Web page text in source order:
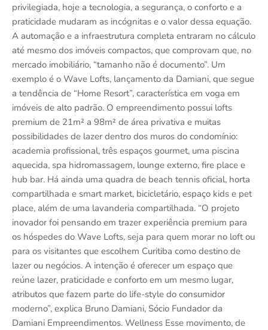
privilegiada, hoje a tecnologia, a segurança, o conforto e a
praticidade mudaram as incógnitas e o valor dessa equação.
A automação e a infraestrutura completa entraram no cálculo
até mesmo dos imóveis compactos, que comprovam que, no
mercado imobiliário, “tamanho não é documento”. Um
exemplo é o Wave Lofts, lançamento da Damiani, que segue
a tendência de “Home Resort”, característica em voga em
imóveis de alto padrão. O empreendimento possui lofts
premium de 21m² a 98m² de área privativa e muitas
possibilidades de lazer dentro dos muros do condomínio:
academia profissional, três espaços gourmet, uma piscina
aquecida, spa hidromassagem, lounge externo, fire place e
hub bar. Há ainda uma quadra de beach tennis oficial, horta
compartilhada e smart market, bicicletário, espaço kids e pet
place, além de uma lavanderia compartilhada. “O projeto
inovador foi pensando em trazer experiência premium para
os hóspedes do Wave Lofts, seja para quem morar no loft ou
para os visitantes que escolhem Curitiba como destino de
lazer ou negócios. A intenção é oferecer um espaço que
reúne lazer, praticidade e conforto em um mesmo lugar,
atributos que fazem parte do life-style do consumidor
moderno”, explica Bruno Damiani, Sócio Fundador da
Damiani Empreendimentos. Wellness Esse movimento, de